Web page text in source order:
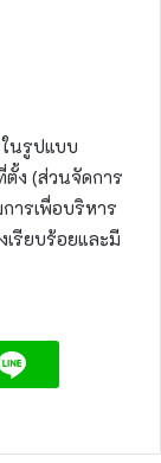
นรูปแบบ
ง (ส่วนจัดการ
ารเพื่อบริหาร
เรียบร้อยและมี